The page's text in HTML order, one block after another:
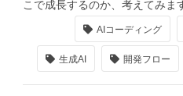
こで成長するのか、考えてみま
AIコーディング
生成AI 開発フロー